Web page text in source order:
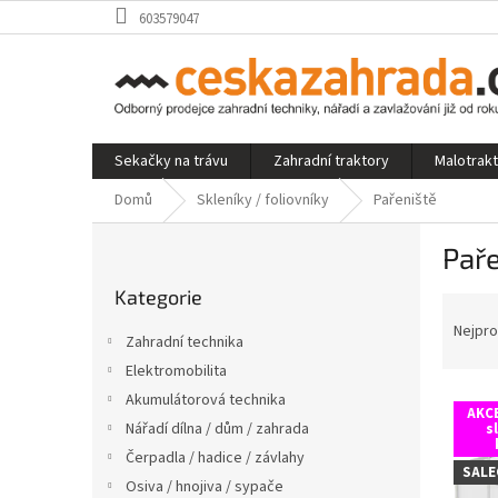
na
603579047
Sekačky na trávu Zahradní traktory
Domů
Skleníky / foliovníky Pařeniště
kategorie
Kategorie
Zahradní technika
Elektromobilita
Akumulátorová technika
Nářadí dílna / dům / zahrada
Čerpadla / hadice / závlahy
Osiva / hnojiva / sypače
n
p
V
p